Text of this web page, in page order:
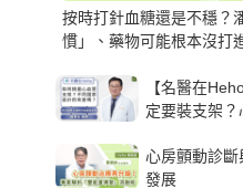
按時打針血糖還是不穩？
慣」、藥物可能根本沒打
【名醫在
定要裝支架？
心房顫動診
發展